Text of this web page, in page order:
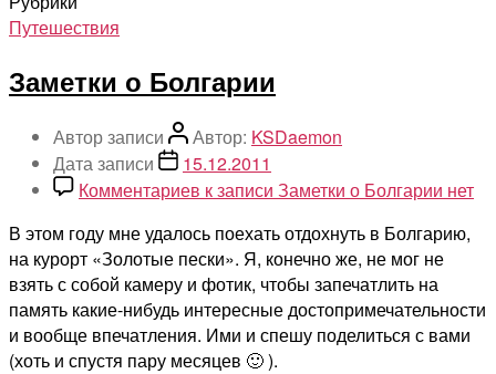
Путешествия
Заметки о Болгарии
Автор записи Автор: KSDaemon
Дата записи
15.12.2011
Комментариев к записи Заметки о Болгарии нет
В этом году мне удалось поехать отдохнуть в Болгарию,
на курорт «Золотые пески». Я, конечно же, не мог не
взять с собой камеру и фотик, чтобы запечатлить на
память какие-нибудь интересные достопримечательности
и вообще впечатления. Ими и спешу поделиться с вами
(хоть и спустя пару месяцев 🙂 ).